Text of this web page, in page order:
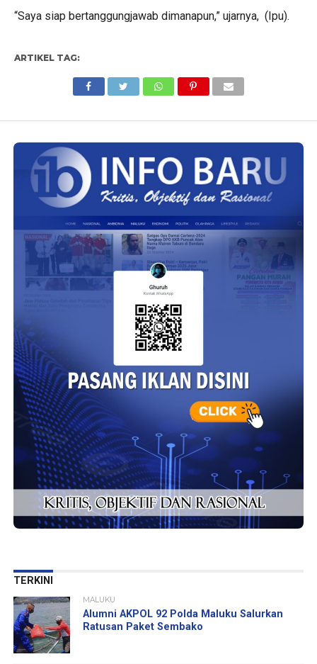
“Saya siap bertanggungjawab dimanapun,” ujarnya, (Ipu).
ARTIKEL TAG:
TERKINI
MALUKU
Alumni AKPOL 92 Polda Maluku Salurkan
Ratusan Paket Sembako